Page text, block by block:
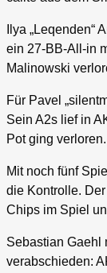
Ilya
ein 27-BB-All-in
Malinowski
Für Pavel
Sein A2s lief in
Pot ging verloren.
Mit noch fünf
die Kontrolle.
Chips im Spiel
Sebastian Gaehl
verabschieden: